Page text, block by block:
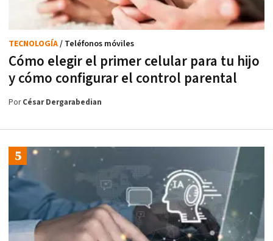
Cómo elegir el primer celular para tu hijo
y cómo configurar el control parental
TECNOLOGÍA/ Teléfonos móviles
PorCésar Dergarabedian